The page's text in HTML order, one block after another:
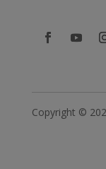
Copyright ©